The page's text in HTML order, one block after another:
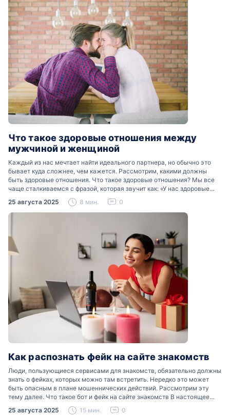
Что такое здоровые отношения между
мужчиной и женщиной
Каждый из нас мечтает найти идеального партнера, но обычно это
бывает куда сложнее, чем кажется. Рассмотрим, какими должны
быть здоровые отношения. Что такое здоровые отношения? Мы все
чаще сталкиваемся с фразой, которая звучит как: «У нас здоровые
отношения». Что именно подразумевается…
25 августа 2025 8 мин. 0
Как распознать фейк на сайте знакомств
Люди, пользующиеся сервисами для знакомств, обязательно должны
знать о фейках, которых можно там встретить. Нередко это может
быть опасным в плане мошеннических действий. Рассмотрим эту
тему далее. Что такое бот и фейк на сайте знакомств В настоящее
время можно встретить свою…
25 августа 2025 15 мин. 0